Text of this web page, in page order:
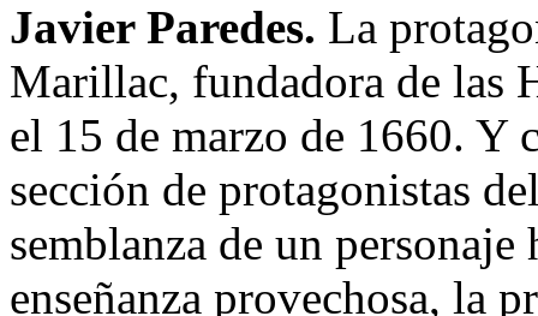
Javier Paredes. La
Marillac, fundadora de las
el 15 de marzo de 1660. Y
sección de protagonistas
semblanza de un
enseñanza provechosa, la